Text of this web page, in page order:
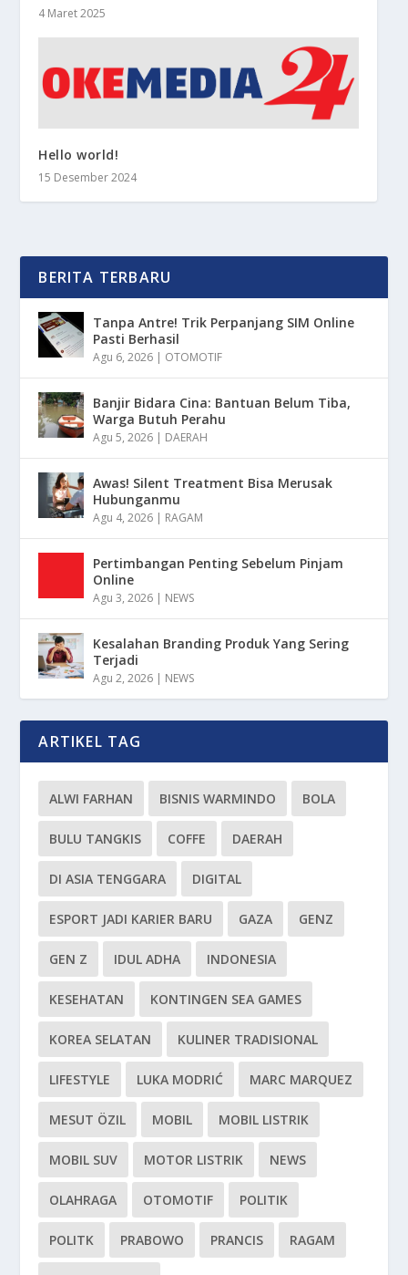
4 Maret 2025
Hello world!
15 Desember 2024
BERITA TERBARU
Tanpa Antre! Trik Perpanjang SIM Online
Pasti Berhasil
Agu 6, 2026 | OTOMOTIF
Banjir Bidara Cina: Bantuan Belum Tiba,
Warga Butuh Perahu
Agu 5, 2026 | DAERAH
Awas! Silent Treatment Bisa Merusak
Hubunganmu
Agu 4, 2026 | RAGAM
Pertimbangan Penting Sebelum Pinjam
Online
Agu 3, 2026 | NEWS
Kesalahan Branding Produk Yang Sering
Terjadi
Agu 2, 2026 | NEWS
ARTIKEL TAG
ALWI FARHAN BISNIS WARMINDO BOLA
BULU TANGKIS COFFE DAERAH
DI ASIA TENGGARA DIGITAL
ESPORT JADI KARIER BARU GAZA GENZ
GEN Z IDUL ADHA INDONESIA
KESEHATAN KONTINGEN SEA GAMES
KOREA SELATAN KULINER TRADISIONAL
LIFESTYLE LUKA MODRIĆ MARC MARQUEZ
MESUT ÖZIL MOBIL MOBIL LISTRIK
MOBIL SUV MOTOR LISTRIK NEWS
OLAHRAGA OTOMOTIF POLITIK
POLITK PRABOWO PRANCIS RAGAM